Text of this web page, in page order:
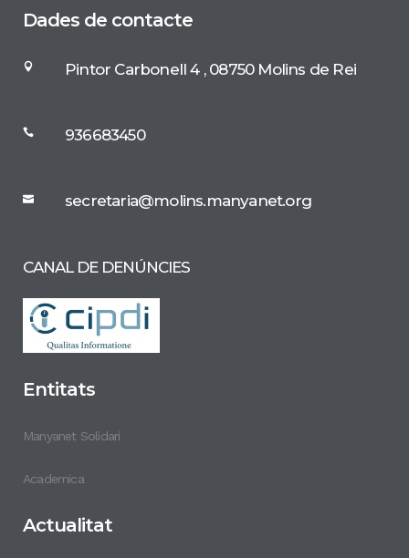
Dades de contacte
Pintor Carbonell 4 , 08750 Molins de Rei
936683450
secretaria@molins.manyanet.org
CANAL DE DENÚNCIES
Entitats
Manyanet Solidari
Academica
Actualitat